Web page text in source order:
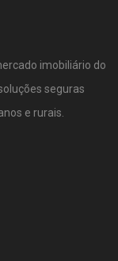
imobiliário do
seguras
e rurais.